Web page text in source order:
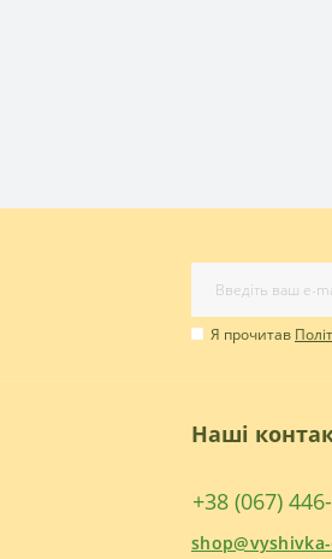
Я прочитав
Наші
+38 (067)